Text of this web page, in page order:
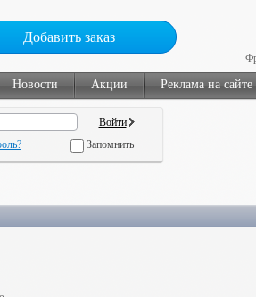
Добавить заказ
Новости Акции Реклама на сайте
Запомнить